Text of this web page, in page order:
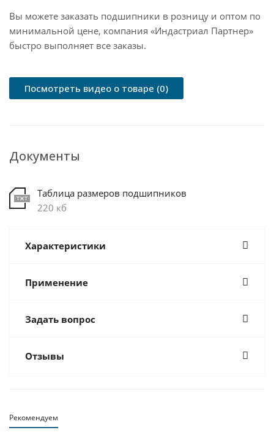
Вы можете заказать подшипники в розницу и оптом по
минимальной цене, компания «Индастриал Партнер»
быстро выполняет все заказы.
Посмотреть видео о товаре (0)
Документы
Таблица размеров подшипников
220 кб
Характеристики
Применение
Задать вопрос
Отзывы
Рекомендуем